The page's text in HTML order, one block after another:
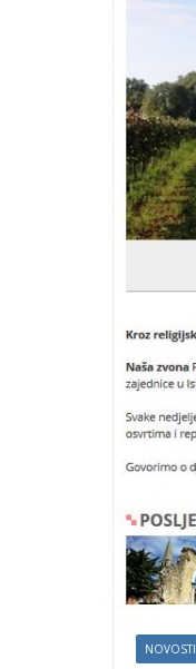
NOVOSTI